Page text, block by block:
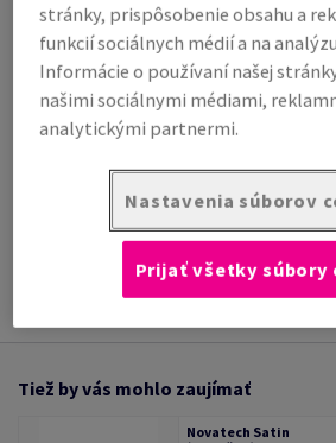
Tiež by vás mohlo zaujímať
Zmršťovacia fólia, rola,
m, priemer dutinky: 76
Cena podľa
/ 1 Kotúč/Rolka
INFORMÁCIE O
Tiež by vás mohlo zaujímať
Novatech Satin
stránky, prispôsobenie obsahu a
funkcií sociálnych médií a na
Informácie o používaní našej
našimi sociálnymi médiami,
analytickými partnermi.
Nastavenia súborov
Prijať všetky súbory